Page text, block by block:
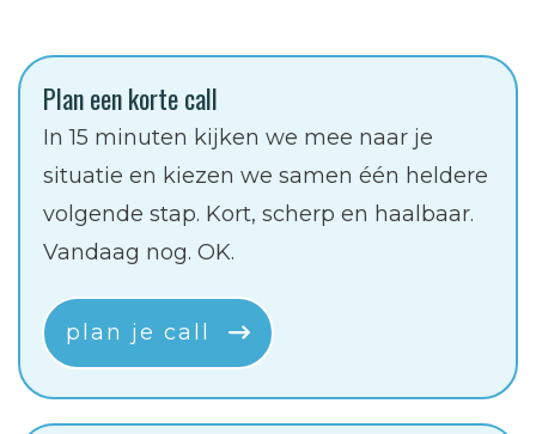
Plan een korte call
In 15 minuten kijken we mee naar je
situatie en kiezen we samen één heldere
volgende stap. Kort, scherp en haalbaar.
Vandaag nog. OK.
plan je call